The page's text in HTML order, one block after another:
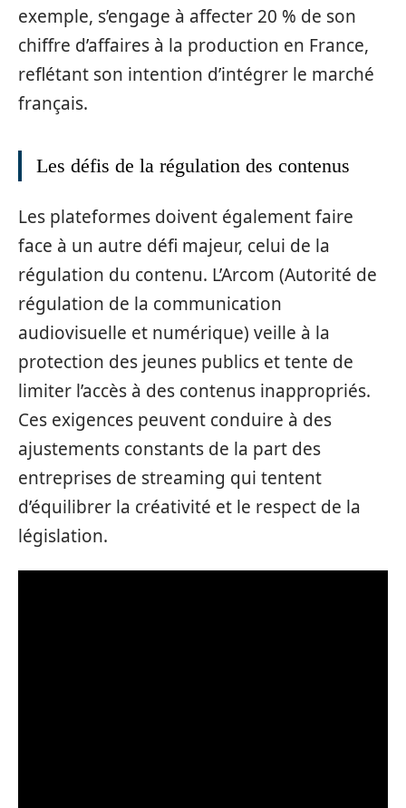
exemple, s’engage à affecter 20 % de son
chiffre d’affaires à la production en France,
reflétant son intention d’intégrer le marché
français.
Les défis de la régulation des contenus
Les plateformes doivent également faire
face à un autre défi majeur, celui de la
régulation du contenu. L’Arcom (Autorité de
régulation de la communication
audiovisuelle et numérique) veille à la
protection des jeunes publics et tente de
limiter l’accès à des contenus inappropriés.
Ces exigences peuvent conduire à des
ajustements constants de la part des
entreprises de streaming qui tentent
d’équilibrer la créativité et le respect de la
législation.